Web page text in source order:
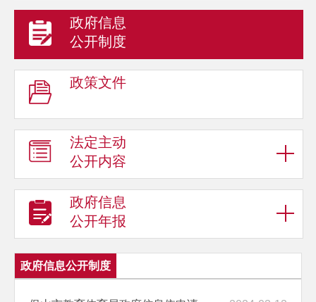
政府信息
公开制度
政策文件
法定主动
公开内容
政府信息
公开年报
政府信息公开制度